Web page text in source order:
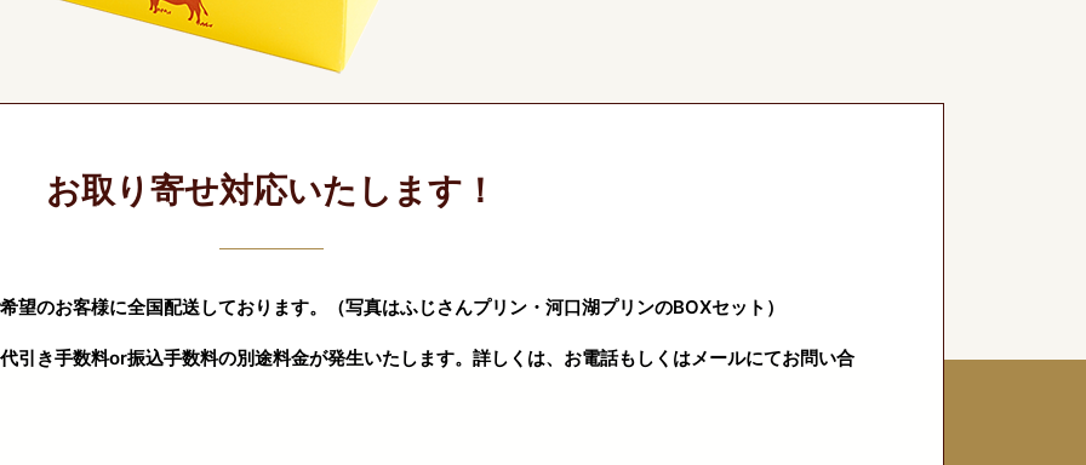
お取り寄せ対応いたします！
望のお客様に全国配送しております。（写真はふじさんプリン・河口湖プリンのBOXセット）
引き手数料or振込手数料の別途料金が発生いたします。詳しくは、お電話もしくはメールにてお問い合